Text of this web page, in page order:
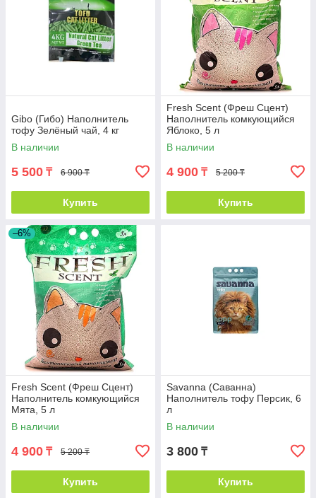
Gibo (Гибо) Наполнитель
тофу Зелёный чай, 4 кг
В наличии
5 500 ₸ 6 900 ₸
Купить
Fresh Scent (Фреш Сцент)
Наполнитель комкующийся
Яблоко, 5 л
В наличии
4 900 ₸ 5 200 ₸
Купить
–6%
Fresh Scent (Фреш Сцент)
Наполнитель комкующийся
Мята, 5 л
В наличии
4 900 ₸ 5 200 ₸
Купить
Savanna (Саванна)
Наполнитель тофу Персик, 6
л
В наличии
3 800 ₸
Купить